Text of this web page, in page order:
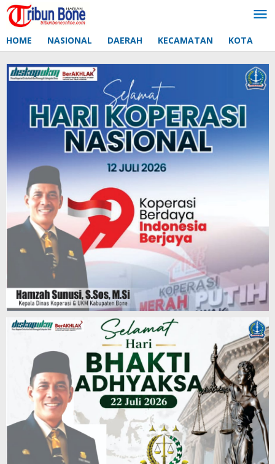
Lewati
ke
HOME NASIONAL DAERAH KECAMATAN KOTA